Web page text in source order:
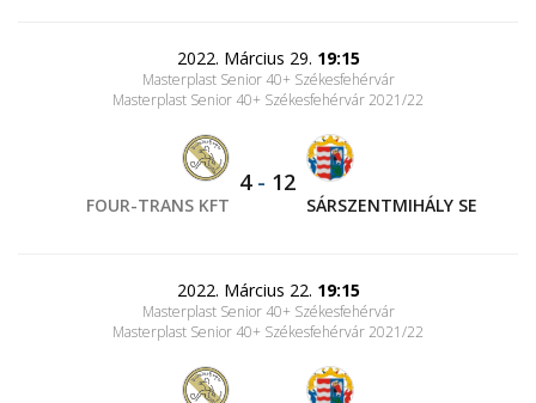
2022. Március 29. 19:15
Masterplast Senior 40+ Székesfehérvár
Masterplast Senior 40+ Székesfehérvár 2021/22
FOUR-TRANS KFT
4- 12
SÁRSZENTMIHÁLY SE
2022. Március 22. 19:15
Masterplast Senior 40+ Székesfehérvár
Masterplast Senior 40+ Székesfehérvár 2021/22